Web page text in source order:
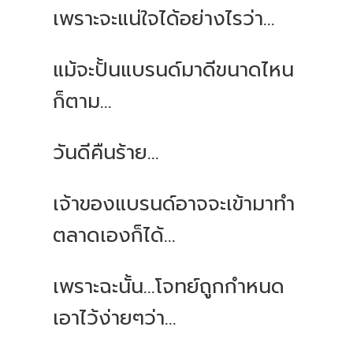
เพราะจะแน่ใจได้อย่างไรว่า...
แม้จะปั้นแบรนด์มาดีขนาดไหน
ก็ตาม...
วันดีคืนร้าย...
เจ้าของแบรนด์อาจจะเข้ามาทำ
ตลาดเองก็ได้...
เพราะฉะนั้น...โจทย์ถูกกำหนด
เอาไว้ง่ายๆว่า...